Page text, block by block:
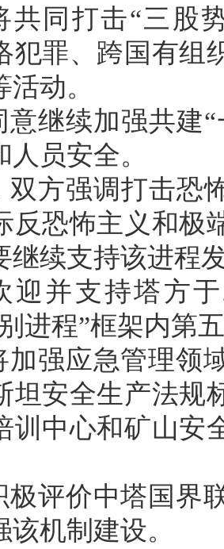
共同打击“三股
犯罪、跨国有组
动。
意继续加强共建
人员安全。
双方强调打击恐
反恐怖主义和极
继续支持该进程
迎并支持塔方
进程”框架内第
加强应急管理领
坦安全生产法规
训中心和矿山安
极评价中塔国界
机制建设。